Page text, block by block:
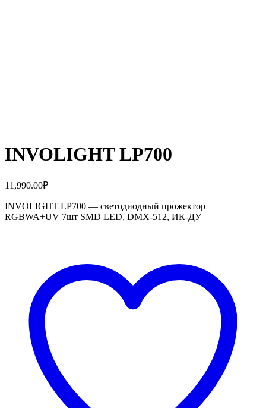
INVOLIGHT LP700
11,990.00₽
INVOLIGHT LP700 — светодиодный прожектор
RGBWA+UV 7шт SMD LED, DMX-512, ИК-ДУ